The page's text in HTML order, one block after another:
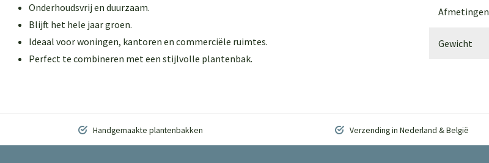
Onderhoudsvrij en duurzaam.
Blijft het hele jaar groen.
Ideaal voor woningen, kantoren en commerciële ruimtes.
Perfect te combineren met een stijlvolle plantenbak.
Afmetingen
Gewicht
Handgemaakte plantenbakken Verzending in Nederland & België